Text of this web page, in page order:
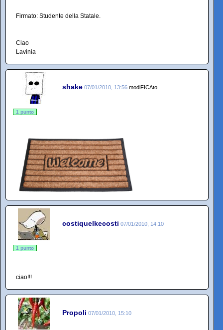
Firmato: Studente della Statale.
Ciao
Lavinia
shake 07/01/2010, 13:56 modiFICAto
1 punto
costiquelkecosti 07/01/2010, 14:10
1 punto
ciao!!!
Propoli 07/01/2010, 15:10